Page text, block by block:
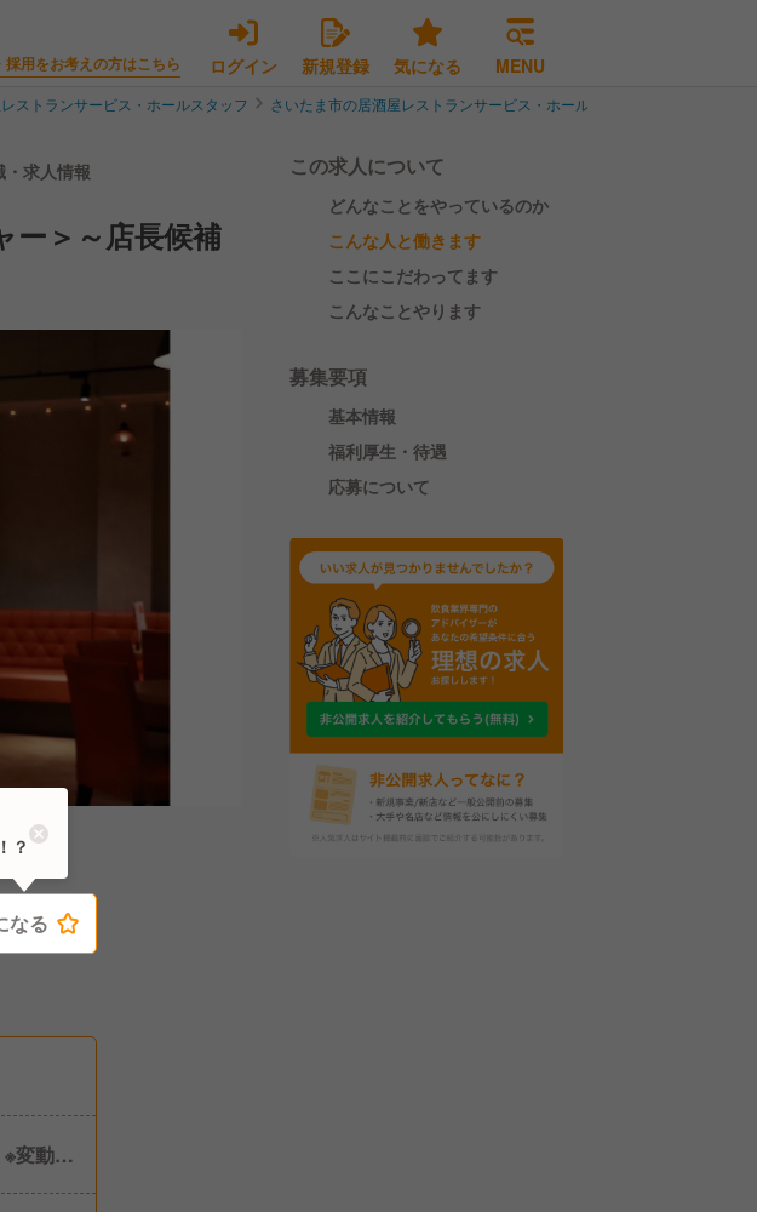
採用をお考えの方はこちら ログイン 新規登録 気になる MENU
ストランサービス・ホールスタッフ さいたま市の居酒屋レストランサービス・ホールスタッフ
求人情報
ー＞～店長候補
なる
変動あ
この求人について
どんなことをやっているのか
こんな人と働きます
ここにこだわってます
こんなことやります
募集要項
基本情報
福利厚生・待遇
応募について
なる
？